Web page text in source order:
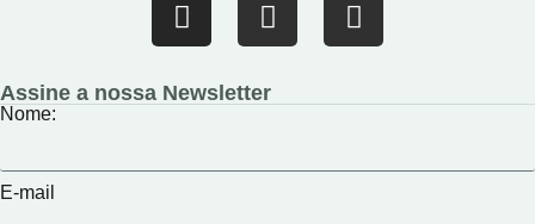
Assine a nossa Newsletter
Nome:
E-mail